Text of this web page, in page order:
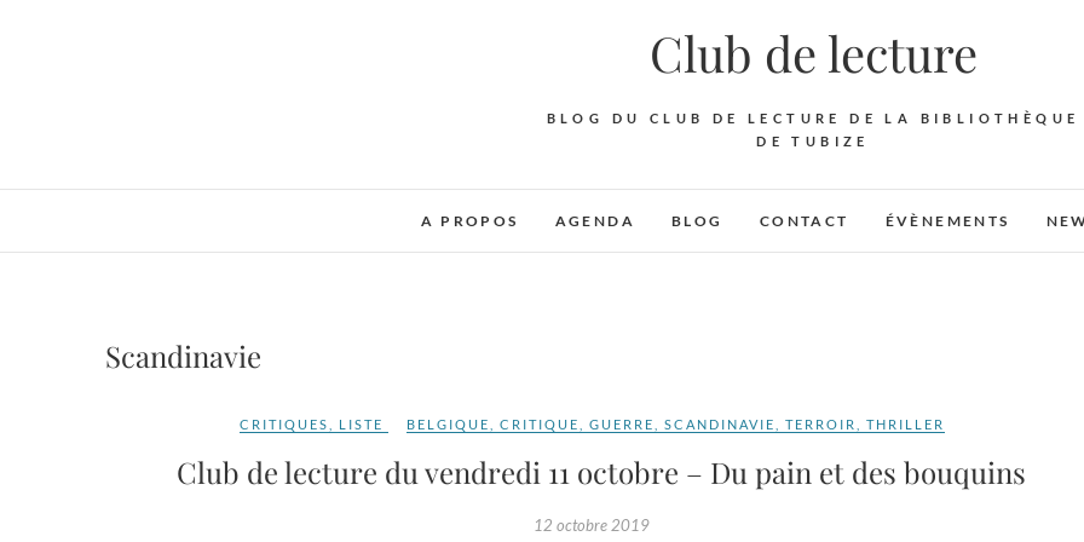
Club de lecture
BLOG DU CLUB DE LECTURE DE LA BIBLIOTHÈQUE
DE TUBIZE
A PROPOS AGENDA BLOG CONTACT ÉVÈNEMENTS
Scandinavie
CRITIQUES LISTE BELGIQUE CRITIQUE GUERRE SCANDINAVIE TERROIR THRILLER
Club de lecture du vendredi 11 octobre – Du pain et des bouquins
12 octobre 2019